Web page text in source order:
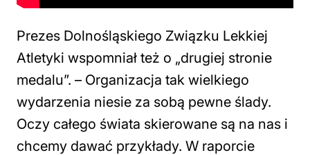
Prezes Dolnośląskiego Związku Lekkiej
Atletyki wspomniał też o „drugiej stronie
medalu”. – Organizacja tak wielkiego
wydarzenia niesie za sobą pewne ślady.
Oczy całego świata skierowane są na nas i
chcemy dawać przykłady. W raporcie